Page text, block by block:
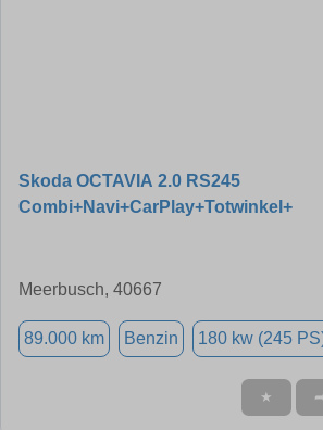
Skoda OCTAVIA 2.0 RS245
Combi+Navi+CarPlay+Totwinkel+
Meerbusch, 40667
89.000 km Benzin 180 kw (245
★